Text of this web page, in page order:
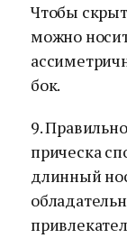
Чтобы
можно
бок.
9.
прическа
длинный